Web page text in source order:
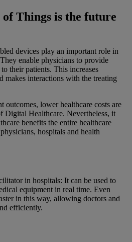
Things is the future
devices play an important role in
enable physicians to provide
their patients. This increases
makes interactions with the treating
outcomes, lower healthcare costs are
Digital Healthcare. Nevertheless, it
benefits the entire healthcare
hospitals and health
in hospitals: It can be used to
equipment in real time. Even
in this way, allowing doctors and
efficiently.